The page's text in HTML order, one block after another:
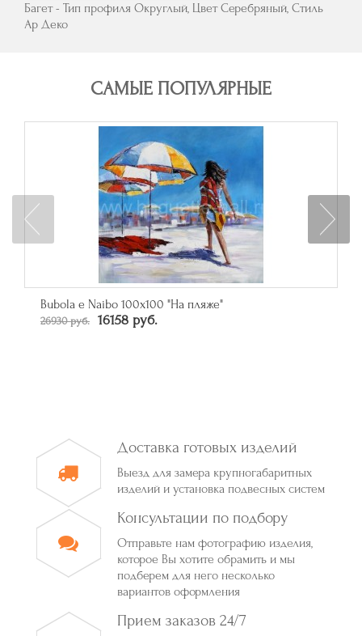
Багет - Тип профиля Округлый, Цвет Серебряный, Стиль
Ар Деко
САМЫЕ ПОПУЛЯРНЫЕ
Bubola e Naibo 100х100 "На пляже"
26930 руб. 16158 руб.
Доставка готовых изделий
Выезд для замера крупногабаритных
изделий и установка подвесных систем
Консультации по подбору
Отправьте нам фотографию изделия,
которое Вы хотите обрамить и мы
подберем для него несколько
вариантов оформления
Прием заказов 24/7